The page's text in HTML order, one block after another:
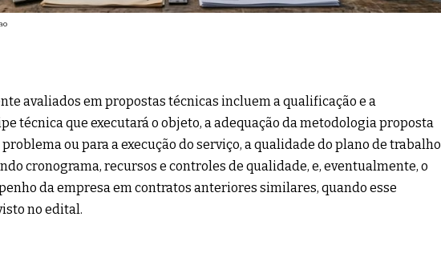
avaliados em propostas técnicas incluem a qualificação e a
técnica que executará o objeto, a adequação da metodologia proposta
ou para a execução do serviço, a qualidade do plano de trabalho
cronograma, recursos e controles de qualidade, e, eventualmente, o
da empresa em contratos anteriores similares, quando esse
no edital.